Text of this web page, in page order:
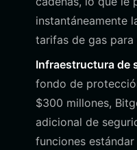
instantáneamente
tarifas de gas para
Infraestructura de
fondo de
$300 millones,
adicional de
funciones